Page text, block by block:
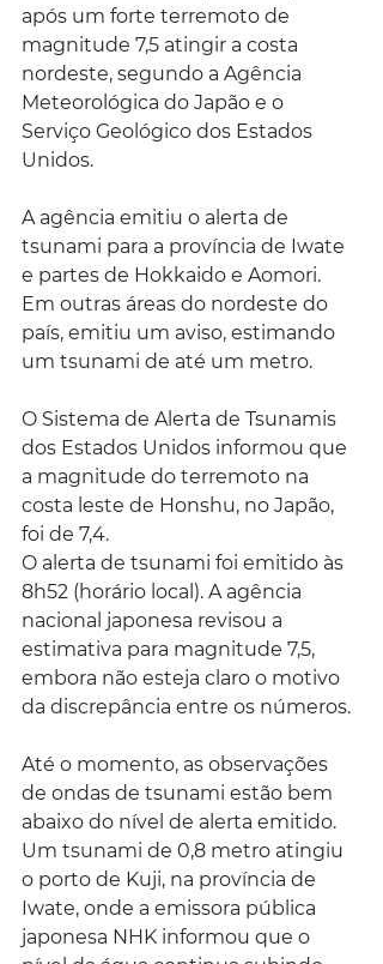
após um forte terremoto de
magnitude 7,5 atingir a costa
nordeste, segundo a Agência
Meteorológica do Japão e o
Serviço Geológico dos Estados
Unidos.
A agência emitiu o alerta de
tsunami para a província de Iwate
e partes de Hokkaido e Aomori.
Em outras áreas do nordeste do
país, emitiu um aviso, estimando
um tsunami de até um metro.
O Sistema de Alerta de Tsunamis
dos Estados Unidos informou que
a magnitude do terremoto na
costa leste de Honshu, no Japão,
foi de 7,4.
O alerta de tsunami foi emitido às
8h52 (horário local). A agência
nacional japonesa revisou a
estimativa para magnitude 7,5,
embora não esteja claro o motivo
da discrepância entre os números.
Até o momento, as observações
de ondas de tsunami estão bem
abaixo do nível de alerta emitido.
Um tsunami de 0,8 metro atingiu
o porto de Kuji, na província de
Iwate, onde a emissora pública
japonesa NHK informou que o